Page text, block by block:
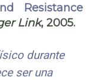
Resistance
Link, 2005.
durante
ser una